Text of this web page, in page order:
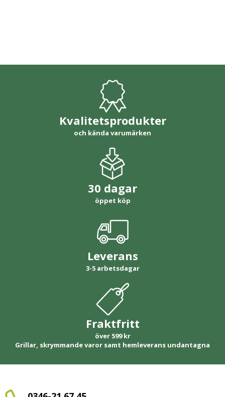
Kvalitetsprodukter
och kända varumärken
30 dagar
öppet köp
Leverans
3-5 arbetsdagar
Fraktfritt
över 599 kr
Grillar, skrymmande varor samt hemleverans undantagna